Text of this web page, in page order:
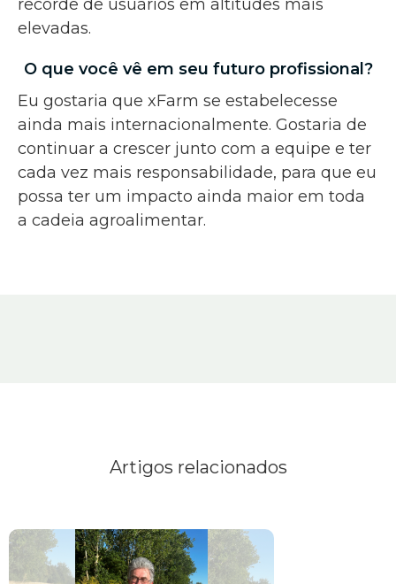
recorde de usuários em altitudes mais
elevadas.
O que você vê em seu futuro profissional?
Eu gostaria que xFarm se estabelecesse
ainda mais internacionalmente. Gostaria de
continuar a crescer junto com a equipe e ter
cada vez mais responsabilidade, para que eu
possa ter um impacto ainda maior em toda
a cadeia agroalimentar.
Artigos relacionados